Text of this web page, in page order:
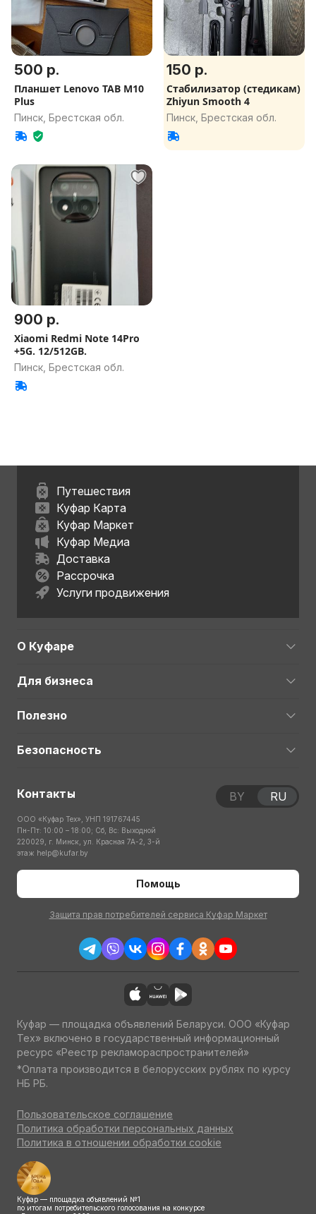
500 р.
Планшет Lenovo TAB M10
Plus
Пинск, Брестская обл.
150 р.
Стабилизатор (стедикам)
Zhiyun Smooth 4
Пинск, Брестская обл.
900 р.
Xiaomi Redmi Note 14Pro
+5G. 12/512GB.
Пинск, Брестская обл.
Путешествия
Куфар Карта
Куфар Маркет
Куфар Медиа
Доставка
Рассрочка
Услуги продвижения
О Куфаре
Для бизнеса
Полезно
Безопасность
Контакты
ООО «Куфар Тех», УНП 191767445
Пн-Пт: 10:00 – 18:00; Сб, Вс: Выходной
220029, г. Минск, ул. Красная 7А-2, 3-й
этаж help@kufar.by
Помощь
Защита прав потребителей сервиса Куфар Маркет
BY RU
Куфар — площадка объявлений Беларуси. ООО «Куфар
Тех» включено в государственный информационный
ресурс «Реестр рекламораспространителей»
*Оплата производится в белорусских рублях по курсу
НБ РБ.
Пользовательское соглашение
Политика обработки персональных данных
Политика в отношении обработки cookie
Куфар — площадка объявлений №1
по итогам потребительского голосования на конкурсе